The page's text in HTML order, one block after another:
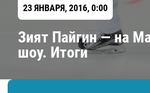
23 ЯНВАРЯ, 2016, 0:00
Зият Пайгин — на
шоу. Итоги